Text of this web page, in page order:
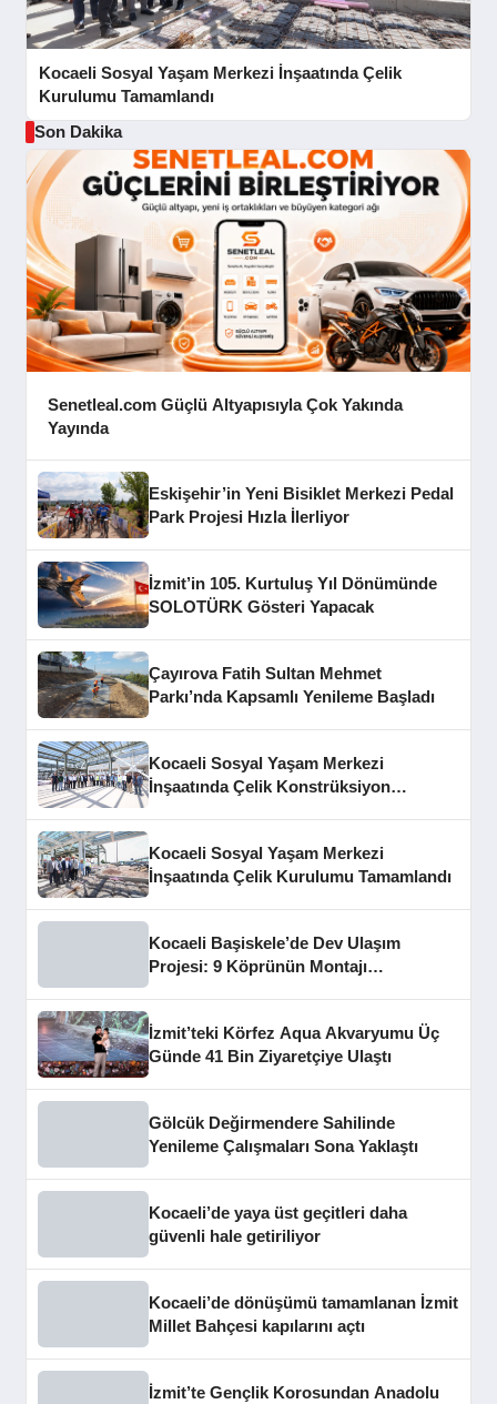
Kocaeli Sosyal Yaşam Merkezi İnşaatında Çelik
Kurulumu Tamamlandı
Son Dakika
Senetleal.com Güçlü Altyapısıyla Çok Yakında
Yayında
Eskişehir’in Yeni Bisiklet Merkezi Pedal
Park Projesi Hızla İlerliyor
İzmit’in 105. Kurtuluş Yıl Dönümünde
SOLOTÜRK Gösteri Yapacak
Çayırova Fatih Sultan Mehmet
Parkı’nda Kapsamlı Yenileme Başladı
Kocaeli Sosyal Yaşam Merkezi
İnşaatında Çelik Konstrüksiyon
Kocaeli Sosyal Yaşam Merkezi
İnşaatında Çelik Kurulumu Tamamlandı
Kocaeli Başiskele’de Dev Ulaşım
Projesi: 9 Köprünün Montajı
İzmit’teki Körfez Aqua Akvaryumu Üç
Günde 41 Bin Ziyaretçiye Ulaştı
Gölcük Değirmendere Sahilinde
Yenileme Çalışmaları Sona Yaklaştı
Kocaeli’de yaya üst geçitleri daha
güvenli hale getiriliyor
Kocaeli’de dönüşümü tamamlanan İzmit
Millet Bahçesi kapılarını açtı
İzmit’te Gençlik Korosundan Anadolu